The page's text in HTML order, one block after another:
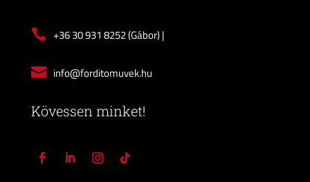
 +36 30 931 8252(Gábor) |
 info@forditomuvek.hu
Kövessen minket!